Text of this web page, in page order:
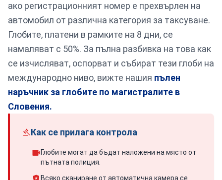
ако регистрационният номер е прехвърлен на
автомобил от различна категория за таксуване.
Глобите, платени в рамките на 8 дни, се
намаляват с 50%. За пълна разбивка на това как
се изчисляват, оспорват и събират тези глоби на
международно ниво, вижте нашия пълен
наръчник за глобите по магистралите в
Словения.
Как се прилага контрола
Глобите могат да бъдат наложени на място от
пътната полиция.
Всяко сканиране от автоматична камера се